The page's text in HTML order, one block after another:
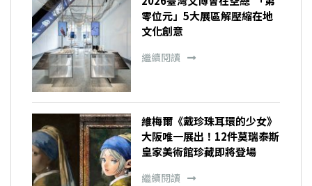
零位元」5大展區解壓縮在地
文化創意
繼續閱讀
維梅爾《戴珍珠耳環的少女》
大阪唯一展出！12件莫瑞泰斯
皇家美術館珍藏即將登場
繼續閱讀